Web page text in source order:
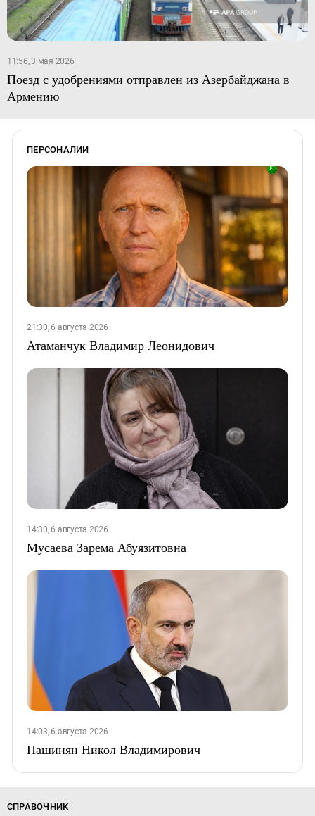
11:56, 3 мая 2026
Поезд с удобрениями отправлен из Азербайджана в
Армению
ПЕРСОНАЛИИ
21:30, 6 августа 2026
Атаманчук Владимир Леонидович
14:30, 6 августа 2026
Мусаева Зарема Абуязитовна
14:03, 6 августа 2026
Пашинян Никол Владимирович
СПРАВОЧНИК